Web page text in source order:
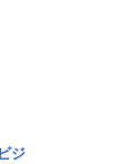
ジ